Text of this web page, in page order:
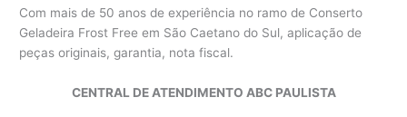
Com mais de 50 anos de experiência no ramo de Conserto
Geladeira Frost Free em São Caetano do Sul, aplicação de
peças originais, garantia, nota fiscal.
CENTRAL DE ATENDIMENTO ABC PAULISTA